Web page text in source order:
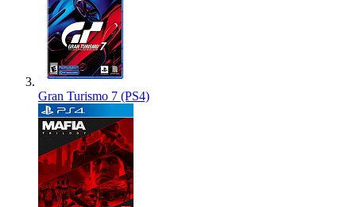
Gran Turismo 7 (PS4)